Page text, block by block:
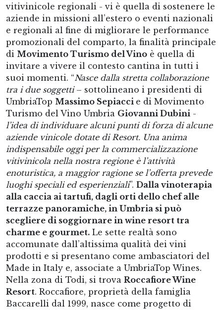
vitivinicole regionali - vi è quella di sostenere le
aziende in missioni all’estero o eventi nazionali
e regionali al fine di migliorare le performance
promozionali del comparto, la finalità principale
di Movimento Turismo del Vino è quella di
invitare a vivere il contesto cantina in tutti i
suoi momenti. “Nasce dalla stretta collaborazione
tra i due soggetti– sottolineano i presidenti di
UmbriaTop Massimo Sepiacci e di Movimento
Turismo del Vino Umbria Giovanni Dubini -
l’idea di individuare alcuni punti di forza di alcune
aziende vinicole dotate di Resort. Una anima
indispensabile oggi per la commercializzazione
vitivinicola nella nostra regione è l’attività
enoturistica, a maggior ragione se l’offerta prevede
luoghi speciali ed esperienziali”. Dalla vinoterapia
alla caccia ai tartufi, dagli orti dello chef alle
terrazze panoramiche, in Umbria si può
scegliere di soggiornare in wine resort tra
charme e gourmet. Le sette realtà sono
accomunate dall’altissima qualità dei vini
prodotti e si presentano come ambasciatori del
Made in Italy e, associate a UmbriaTop Wines.
Nella zona di Todi, si trova Roccafiore Wine
Resort. Roccafiore, proprietà della famiglia
Baccarelli dal 1999, nasce come progetto di